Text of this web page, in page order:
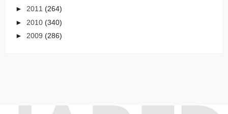
► 2011 (264)
► 2010 (340)
► 2009 (286)